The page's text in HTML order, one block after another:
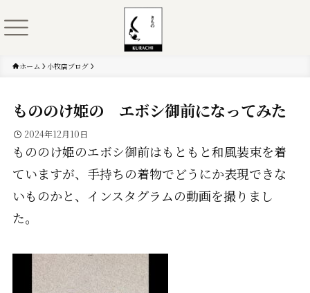
ホーム 小牧店ブログ
もののけ姫の エボシ御前になってみた
2024年12月10日
もののけ姫のエボシ御前はもともと和風装束を着
ていますが、手持ちの着物でどうにか表現できな
いものかと、インスタグラムの動画を撮りまし
た。